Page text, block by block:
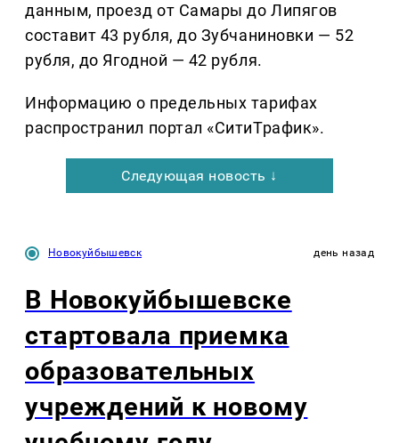
данным, проезд от Самары до Липягов
составит 43 рубля, до Зубчаниновки — 52
рубля, до Ягодной — 42 рубля.
Информацию о предельных тарифах
распространил портал «СитиТрафик».
Следующая новость ↓
Новокуйбышевск день назад
В Новокуйбышевске
стартовала приемка
образовательных
учреждений к новому